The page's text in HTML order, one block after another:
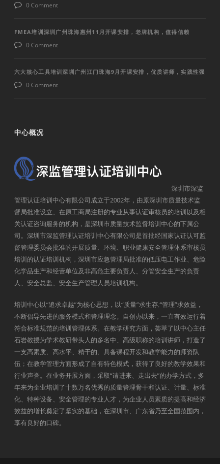
0 Comment
FMEA培训深圳广州珠海惠州11月开课安排，老牌机构，值得信赖
0 Comment
六大核心工具培训深圳广州江门珠海9月开课安排，优质讲师，实践性强
0 Comment
中心概况
深圳市深监
管理认证培训中心有限公司成立于2002年，由原深圳市质量技术监
督局批准设立、在原工商局注册的专业从事认证审核员的培训以及相
关认证咨询服务的机构，是深圳市质量技术监督培训中心的下属公
司。深圳市深监管理认证培训中心有限公司是首批经国家认证认可监
督管理委员会批准的开展质量、环境、职业健康安全管理体系审核员
培训的认证培训机构，深圳市应急管理局批准的低压电工作业、危险
化学品生产和经营单位及非高危主要负责人、分管安全生产的负责
人、安全总监、安全生产管理人员培训机构。
培训中心以“追求卓越”为核心思想，以“质量”求生存,“管理”求效益，
不断倡导先进的服务模式和管理理念。自创办以来，一直有效运行着
符合标准规范的培训管理体系。在教学研究方面，荟萃了以中心主任
石岩教授为学术教研带头人的多名中、高级职称的培训讲师，打造了
一支高素质、高水平、精干的、具备课程开发和教学能力的师资队
伍；在教学管理方面形成了自有特色模式，获得了良好的教学效果和
行业声誉。在业务开展方面，采取“请进来、走出去”的办学方式，多
年来为企业培训了十数万名优秀的质量管理骨干和认证、计量、标准
化、特种设备、安全管理的专业人才，为企业人员素质的提高和经济
效益的增长奠定了坚实的基础，在深圳市、广东省乃至全国范围内，
享有良好的口碑。